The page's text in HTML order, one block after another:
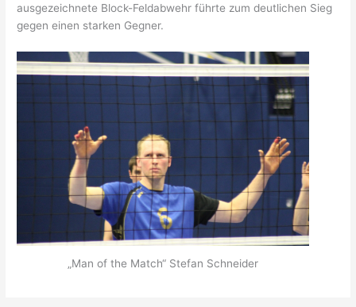
ausgezeichnete Block-Feldabwehr führte zum deutlichen Sieg
gegen einen starken Gegner.
„Man of the Match“ Stefan Schneider